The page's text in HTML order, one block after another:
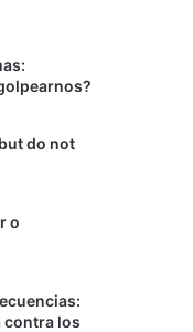
do not
o
contra los